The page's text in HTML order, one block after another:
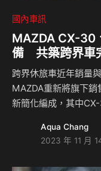
國內車訊
MAZDA CX-30
備 共築跨界車
跨界休旅車近年銷量
MAZDA重新將旗下
新簡化編成，其中
20S Carbon
元)、20S
Aqua Chang
2023 年 11 月